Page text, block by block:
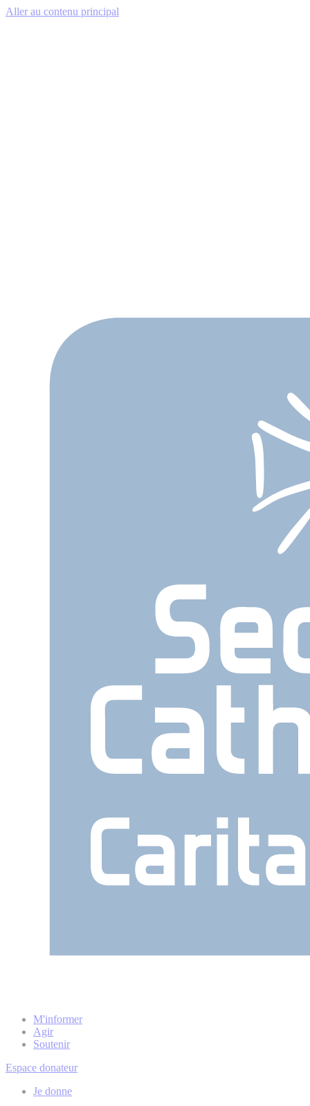
Aller au contenu principal
M'informer
Agir
Soutenir
Espace donateur
Je donne